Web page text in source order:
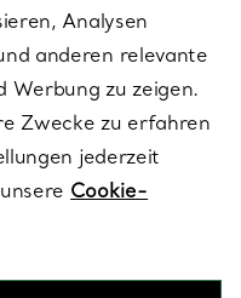
Analysen
anderen relevante
Werbung zu zeigen.
Zwecke zu erfahren
jederzeit
Cookie-